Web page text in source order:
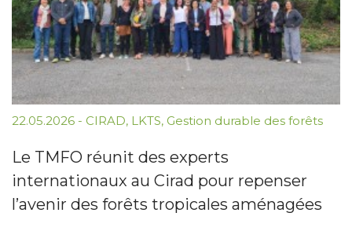
22.05.2026 - CIRAD, LKTS, Gestion durable des forêts
Le TMFO réunit des experts
internationaux au Cirad pour repenser
l’avenir des forêts tropicales aménagées